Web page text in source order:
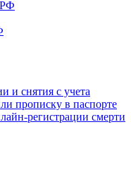
и снятия с учета
прописку в паспорте
регистрации смерти